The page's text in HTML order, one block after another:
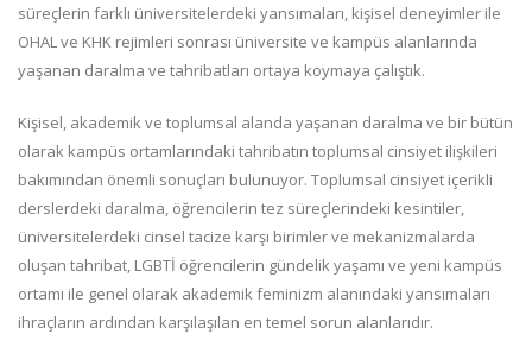
süreçlerin farklı üniversitelerdeki yansımaları, kişisel deneyimler ile
OHAL ve KHK rejimleri sonrası üniversite ve kampüs alanlarında
yaşanan daralma ve tahribatları ortaya koymaya çalıştık.
Kişisel, akademik ve toplumsal alanda yaşanan daralma ve bir bütün
olarak kampüs ortamlarındaki tahribatın toplumsal cinsiyet ilişkileri
bakımından önemli sonuçları bulunuyor. Toplumsal cinsiyet içerikli
derslerdeki daralma, öğrencilerin tez süreçlerindeki kesintiler,
üniversitelerdeki cinsel tacize karşı birimler ve mekanizmalarda
oluşan tahribat, LGBTİ öğrencilerin gündelik yaşamı ve yeni kampüs
ortamı ile genel olarak akademik feminizm alanındaki yansımaları
ihraçların ardından karşılaşılan en temel sorun alanlarıdır.